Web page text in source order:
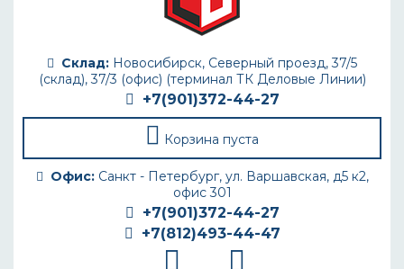
Склад: Новосибирск, Северный проезд, 37/5
(склад), 37/3 (офис) (терминал ТК Деловые Линии)
+7(901)372-44-27
Корзина пуста
Офис:Санкт - Петербург, ул. Варшавская, д5 к2,
офис 301
+7(901)372-44-27
+7(812)493-44-47